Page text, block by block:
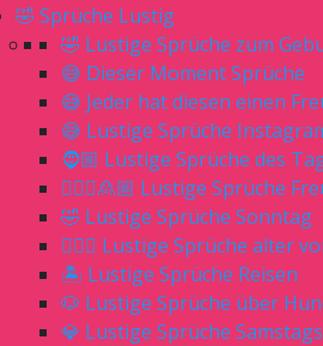
🤣 Sprüche Lustig
🤣 Lustige Sprüche zum
😅 Dieser Moment Sprüche
😅 Jeder hat diesen einen
😅 Lustige Sprüche
🧔🏼 Lustige Sprüche des
🙎🏼‍♀️🙎🏼 Lustige Sprüche
🤣 Lustige Sprüche Sonntag
🙋🏼‍♀️ Lustige Sprüche alter
🏝 Lustige Sprüche Reisen
🐶 Lustige Sprüche über
💎 Lustige Sprüche Samstags